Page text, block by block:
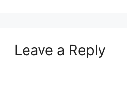
Leave a Reply